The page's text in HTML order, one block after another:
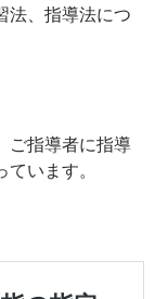
法、指導法につ
ご指導者に指導
います。